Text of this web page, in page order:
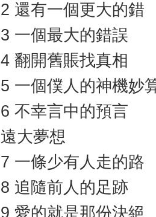
2 還有一個更大的錯
3 一個最大的錯誤
4 翻開舊賬找真相
5 一個僕人的神機妙
6 不幸言中的預言
遠大夢想
7 一條少有人走的路
8 追隨前人的足跡
9 愛的就是那份決絕